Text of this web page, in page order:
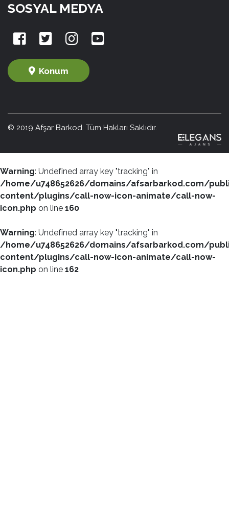
SOSYAL MEDYA
Konum
© 2019 Afşar Barkod. Tüm Hakları Saklıdır.
Warning: Undefined array key "tracking" in
/home/u748652626/domains/afsarbarkod.com/
content/plugins/call-now-icon-animate/call-now-
icon.php on line 160
Warning: Undefined array key "tracking" in
/home/u748652626/domains/afsarbarkod.com/
content/plugins/call-now-icon-animate/call-now-
icon.php on line 162